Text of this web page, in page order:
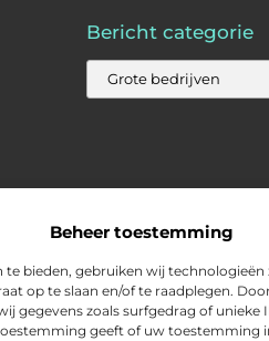
Beheer toestemming
te bieden, gebruiken wij technologieën
op te slaan en/of te raadplegen.
gegevens zoals surfgedrag of unieke
geeft of uw toestemming
Bericht categorie